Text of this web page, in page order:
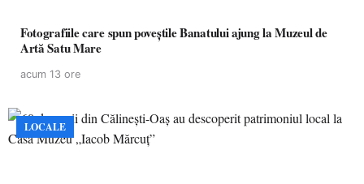
Fotografiile care spun poveștile Banatului ajung la Muzeul de
Artă Satu Mare
acum 13 ore
LOCALE